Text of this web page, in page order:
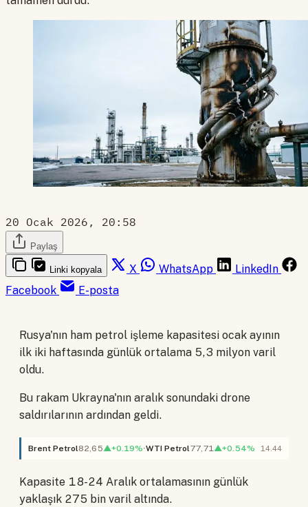
20 Ocak 2026, 20:58
Paylaş
Linki kopyala X WhatsApp
LinkedIn
Facebook
E-posta
Rusya'nın ham petrol işleme kapasitesi ocak ayının
ilk iki haftasında günlük ortalama 5,3 milyon varil
oldu.
Bu rakam Ukrayna'nın aralık sonundaki drone
saldırılarının ardından geldi.
Brent Petrol82,65▲+0.19% WTI Petrol77,71▲+0.54% 14.44
Kapasite 18-24 Aralık ortalamasının günlük
yaklaşık 275 bin varil altında.